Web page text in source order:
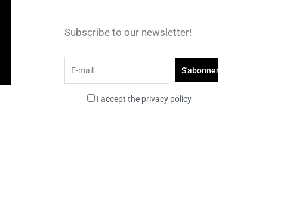
Subscribe to our newsletter!
I accept the privacy policy